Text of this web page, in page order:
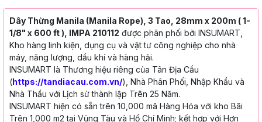
Dây Thừng Manila (Manila Rope), 3 Tao, 28mm x 200m ( 1-
1/8" x 600 ft ), IMPA 210112 được phân phối bởi INSUMART,
Kho hàng linh kiện, dụng cụ và vật tư công nghiệp cho nhà
máy, năng lượng, dầu khí và hàng hải.
INSUMART là Thương hiệu riêng của Tân Địa Cầu
(https://tandiacau.com.vn/), Nhà Phân Phối, Nhập Khẩu và
Nhà Thầu với Lịch sử thành lập Trên 25 Năm.
INSUMART hiện có sẵn trên 10,000 mã Hàng Hóa với kho Bãi
Trên 1,000 m2 tại Vũng Tàu và Hồ Chí Minh; kết hợp với Hơn